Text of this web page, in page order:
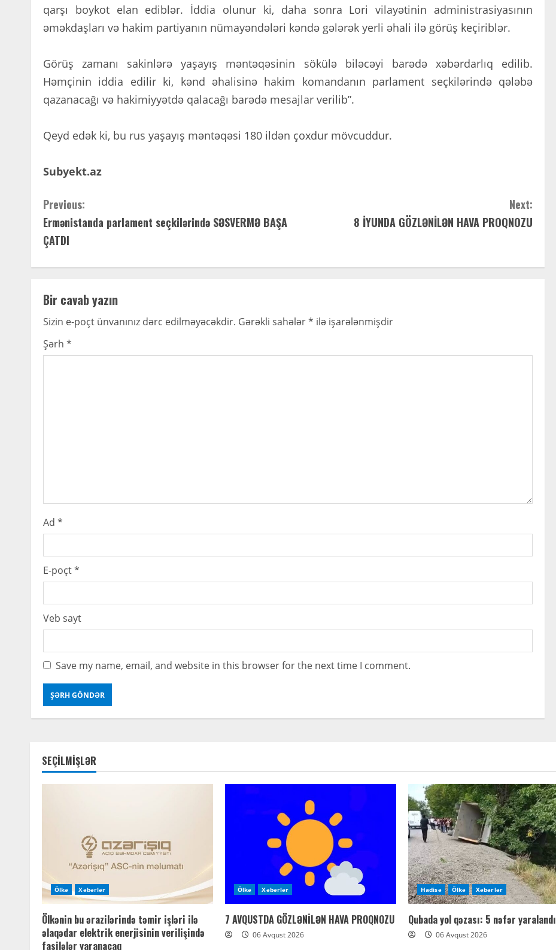
qarşı boykot elan ediblər. İddia olunur ki, daha sonra Lori vilayətinin administrasiyasının
əməkdaşları və hakim partiyanın nümayəndələri kəndə gələrək yerli əhali ilə görüş keçiriblər.
Görüş zamanı sakinlərə yaşayış məntəqəsinin sökülə biləcəyi barədə xəbərdarlıq edilib.
Həmçinin iddia edilir ki, kənd əhalisinə hakim komandanın parlament seçkilərində qələbə
qazanacağı və hakimiyyətdə qalacağı barədə mesajlar verilib”.
Qeyd edək ki, bu rus yaşayış məntəqəsi 180 ildən çoxdur mövcuddur.
Subyekt.az
C
o
n
i
n
u
i
n
g
Previous:
Ermənistanda parlament seçkilərində SƏSVERMƏ BAŞA
ÇATDI
Next:
8 İYUNDA GÖZLƏNİLƏN HAVA PROQNOZU
Bir cavab yazın
Sizin e-poçt ünvanınız dərc edilməyəcəkdir. Gərəkli sahələr* ilə işarələnmişdir
Şərh *
Ad *
E-poçt*
Veb sayt
Save my name, email, and website in this browser for the next time I comment.
SEÇİLMİŞLƏR
Ölkə Xəbərlər
Ölkənin bu ərazilərində təmir işləri ilə
əlaqədar elektrik enerjisinin verilişində
fasilələr yaranacaq
Ölkə Xəbərlər
7 AVQUSTDA GÖZLƏNİLƏN HAVA PROQNOZU
06 Avqust 2026
Hadisə Ölkə Xəbərlər
Qubada yol qəzası: 5 nəfər yaralandı
06 Avqust 2026